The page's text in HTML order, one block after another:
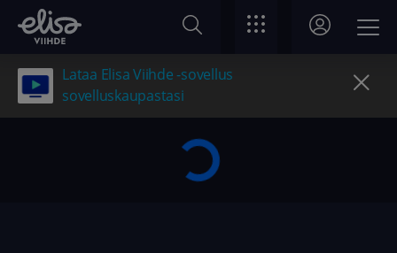
Lataa Elisa Viihde -sovellus
sovelluskaupastasi